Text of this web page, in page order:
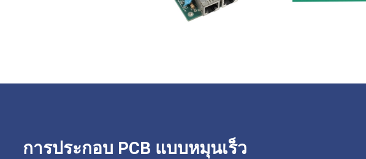
การประกอบ PCB แบบหมุนเร็ว